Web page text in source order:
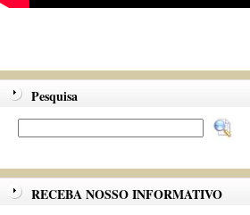
Pesquisa
RECEBA NOSSO INFORMATIVO